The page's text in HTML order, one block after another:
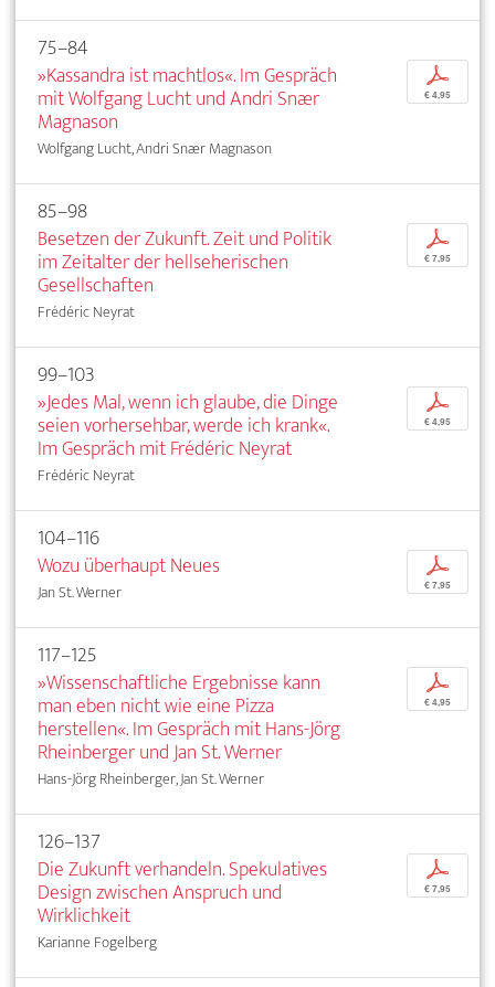
75–84
»Kassandra ist machtlos«. Im Gespräch
mit Wolfgang Lucht und Andri Snær
Magnason
Wolfgang Lucht, Andri Snær Magnason
p
€ 4,95
85–98
Besetzen der Zukunft. Zeit und Politik
im Zeitalter der hellseherischen
Gesellschaften
Frédéric Neyrat
p
€ 7,95
99–103
»Jedes Mal, wenn ich glaube, die Dinge
seien vorhersehbar, werde ich krank«.
Im Gespräch mit Frédéric Neyrat
Frédéric Neyrat
p
€ 4,95
104–116
Wozu überhaupt Neues
Jan St. Werner
p
€ 7,95
117–125
»Wissenschaftliche Ergebnisse kann
man eben nicht wie eine Pizza
herstellen«. Im Gespräch mit Hans-Jörg
Rheinberger und Jan St. Werner
Hans-Jörg Rheinberger, Jan St. Werner
p
€ 4,95
126–137
Die Zukunft verhandeln. Spekulatives
Design zwischen Anspruch und
Wirklichkeit
Karianne Fogelberg
p
€ 7,95